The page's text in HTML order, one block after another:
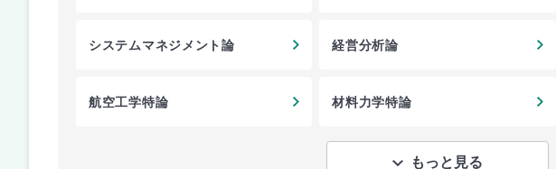
システムマネジメント論 経営分析論
航空工学特論 材料力学特論
もっと見る